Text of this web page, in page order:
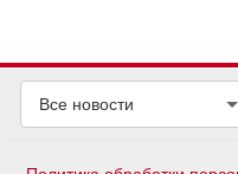
Все новости